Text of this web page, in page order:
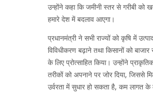
उन्होंने कहा कि जमीनी स्तर से गरीबी को
हमारे देश में बदलाव आएगा।
प्रधानमंत्री ने सभी राज्यों को कृषि में
विविधीकरण बढ़ाने तथा किसानों को
के लिए प्रोत्साहित किया। उन्होंने
तरीकों को अपनाने पर जोर दिया, जिससे
उर्वरता में सुधार हो सकता है, कम लागत के